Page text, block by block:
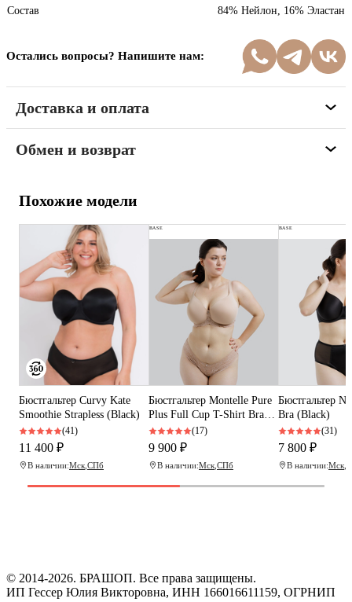
Состав 84% Нейлон, 16% Эластан
Остались вопросы? Напишите нам:
Доставка и оплата
Обмен и возврат
Похожие модели
Бюстгальтер Curvy Kate
Smoothie Strapless (Black)
(41)
11 400 ₽
В наличии:Мск СПб
BASE
Бюстгальтер Montelle Pure
Plus Full Cup T-Shirt Bra
(Nude)
(17)
9 900 ₽
В наличии:Мск СПб
BASE
Бюстгальтер
Bra (Black)
(31)
7 800 ₽
В наличии:Мск
© 2014-2026. БРАШОП. Все права защищены.
ИП Гессер Юлия Викторовна, ИНН 166016611159, ОГРНИП